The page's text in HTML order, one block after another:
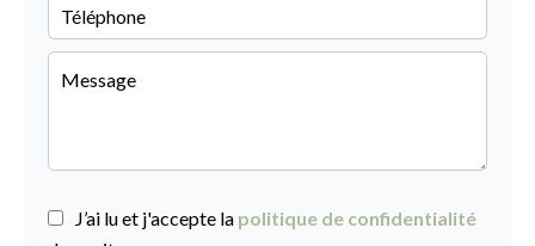
J’ai lu et j'accepte la politique de confidentialité